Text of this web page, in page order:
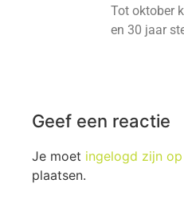
Tot oktober
en 30 jaar
Geef een reactie
Je moet ingelogd zijn op
plaatsen.